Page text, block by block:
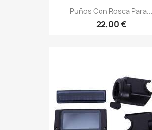
Puños Con Rosca Para...
22,00 €